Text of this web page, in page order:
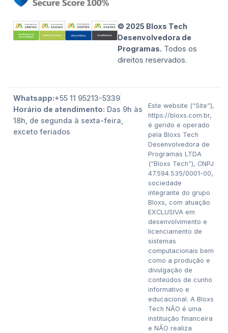
© 2025 Bloxs Tech
Desenvolvedora de
Programas. Todos os
direitos reservados.
Whatsapp:+55 11 95213-5339
Horário de atendimento: Das 9h às
18h, de segunda à sexta-feira,
exceto feriados
Este website (“Site”),
https://bloxs.com.br,
é gerido e operado
pela Bloxs Tech
Desenvolvedora de
Programas LTDA
(“Bloxs Tech”), CNPJ
47.594.535/0001-00,
sociedade
integrante do grupo
Bloxs, com atuação
EXCLUSIVA em
desenvolvimento e
licenciamento de
sistemas
computacionais bem
como a produção e
divulgação de
conteúdos de cunho
informativo e
educacional. A Bloxs
Tech NÃO é uma
instituição financeira
e NÃO realiza